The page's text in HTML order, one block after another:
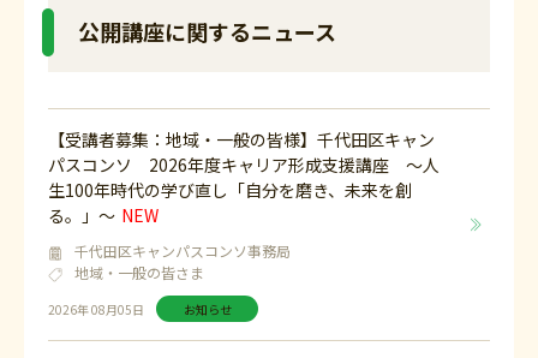
公開講座に関するニュース
2026年 08月05日 お知らせ
【受講者募集：地域・一般の皆様】千代田区キャン
パスコンソ 2026年度キャリア形成支援講座 ～人
生100年時代の学び直し「自分を磨き、未来を創
る。」～
千代田区キャンパスコンソ事務局
地域・一般の皆さま